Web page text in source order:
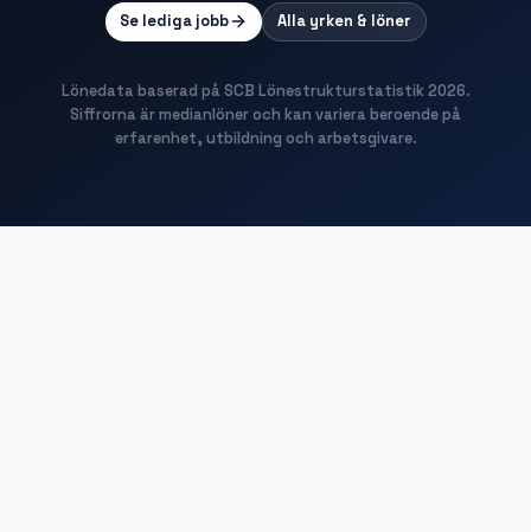
Se lediga jobb Alla yrken & löner
Lönedata baserad på SCB Lönestrukturstatistik 2026.
Siffrorna är medianlöner och kan variera beroende på
erfarenhet, utbildning och arbetsgivare.